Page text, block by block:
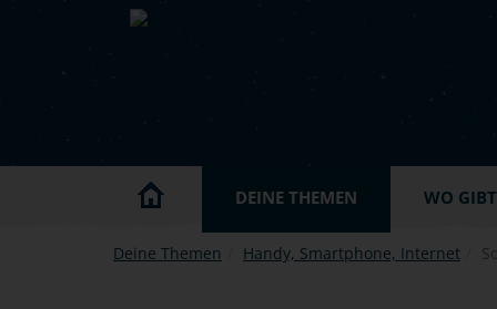
Skip to main content
DEINE THEMEN WO
Deine Themen Handy, Smartphone, Internet